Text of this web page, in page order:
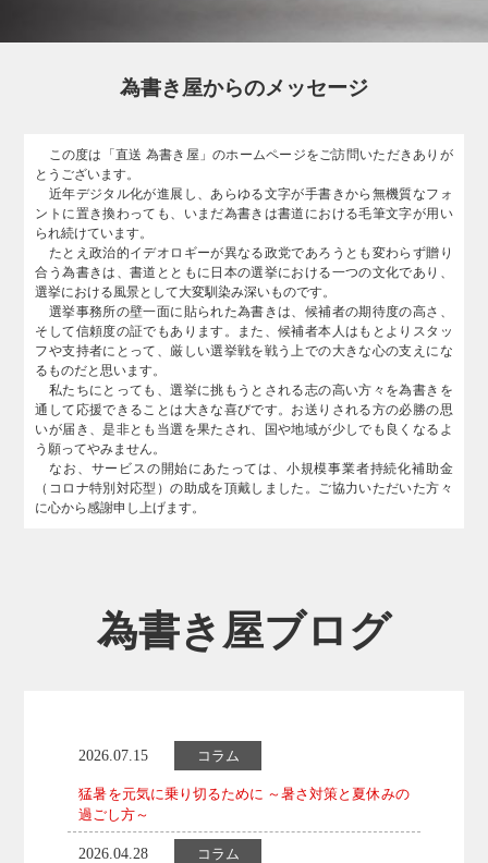
為書き屋からのメッセージ
この度は「直送 為書き屋」のホームページをご訪問いただきありが
とうございます。
近年デジタル化が進展し、あらゆる文字が手書きから無機質なフォ
ントに置き換わっても、いまだ為書きは書道における毛筆文字が用い
られ続けています。
たとえ政治的イデオロギーが異なる政党であろうとも変わらず贈り
合う為書きは、書道とともに日本の選挙における一つの文化であり、
選挙における風景として大変馴染み深いものです。
選挙事務所の壁一面に貼られた為書きは、候補者の期待度の高さ、
そして信頼度の証でもあります。また、候補者本人はもとよりスタッ
フや支持者にとって、厳しい選挙戦を戦う上での大きな心の支えにな
るものだと思います。
私たちにとっても、選挙に挑もうとされる志の高い方々を為書きを
通して応援できることは大きな喜びです。お送りされる方の必勝の思
いが届き、是非とも当選を果たされ、国や地域が少しでも良くなるよ
う願ってやみません。
なお、サービスの開始にあたっては、小規模事業者持続化補助金
（コロナ特別対応型）の助成を頂戴しました。ご協力いただいた方々
に心から感謝申し上げます。
為書き屋ブログ
2026.07.15 コラム
猛暑を元気に乗り切るために ～暑さ対策と夏休みの
過ごし方～
2026.04.28 コラム